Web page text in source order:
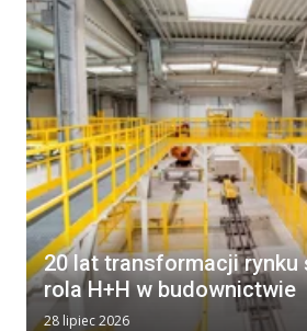
20 lat transformacji rynku
rola H+H w budownictwie
28 lipiec 2026